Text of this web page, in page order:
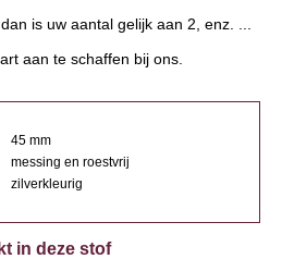
is uw aantal gelijk aan 2, enz. ...
aan te schaffen bij ons.
45 mm
messing en roestvrij
zilverkleurig
in deze stof